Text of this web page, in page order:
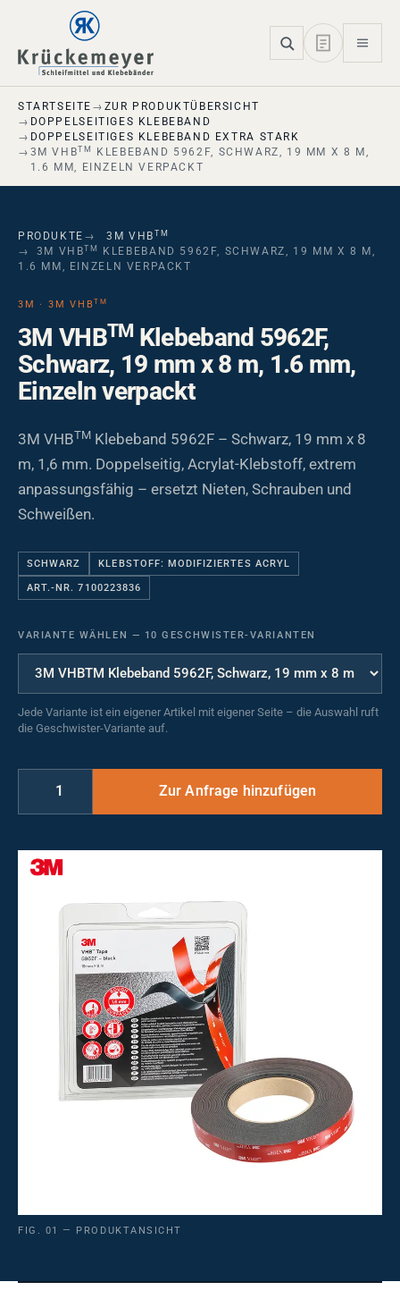
Skip to main navigation
Skip to main content
Skip to page footer
STARTSEITE
ZUR PRODUKTÜBERSICHT
DOPPELSEITIGES KLEBEBAND
DOPPELSEITIGES KLEBEBAND EXTRA STARK
3M VHBTM
KLEBEBAND 5962F, SCHWARZ, 19 MM X 8 M,
1.6 MM, EINZELN VERPACKT
PRODUKTE 3M VHB TM
3M VHBTM
KLEBEBAND 5962F, SCHWARZ, 19 MM X 8 M,
1.6 MM, EINZELN VERPACKT
3M · 3M VHBTM
3M VHBTMKlebeband 5962F,
Schwarz, 19 mm x 8 m, 1.6 mm,
Einzeln verpackt
3M VHBTM Klebeband 5962F – Schwarz, 19 mm x 8
m, 1,6 mm. Doppelseitig, Acrylat-Klebstoff, extrem
anpassungsfähig – ersetzt Nieten, Schrauben und
Schweißen.
SCHWARZ KLEBSTOFF: MODIFIZIERTES ACRYL
ART.-NR. 7100223836
VARIANTE WÄHLEN — 10 GESCHWISTER-VARIANTEN
Jede Variante ist ein eigener Artikel mit eigener Seite – die Auswahl ruft
die Geschwister-Variante auf.
FIG. 01 — PRODUKTANSICHT